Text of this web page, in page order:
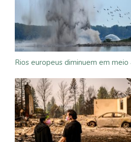
Rios europeus diminuem em meio